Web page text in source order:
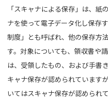
「スキャナによる保存」は、紙
ナを使って電子データ化し保存
制度」とも呼ばれ、他の保存方
す。対象についても、領収書や
は、受領したもの、および手書
キャナ保存が認められています
いてはスキャナ保存が認められ